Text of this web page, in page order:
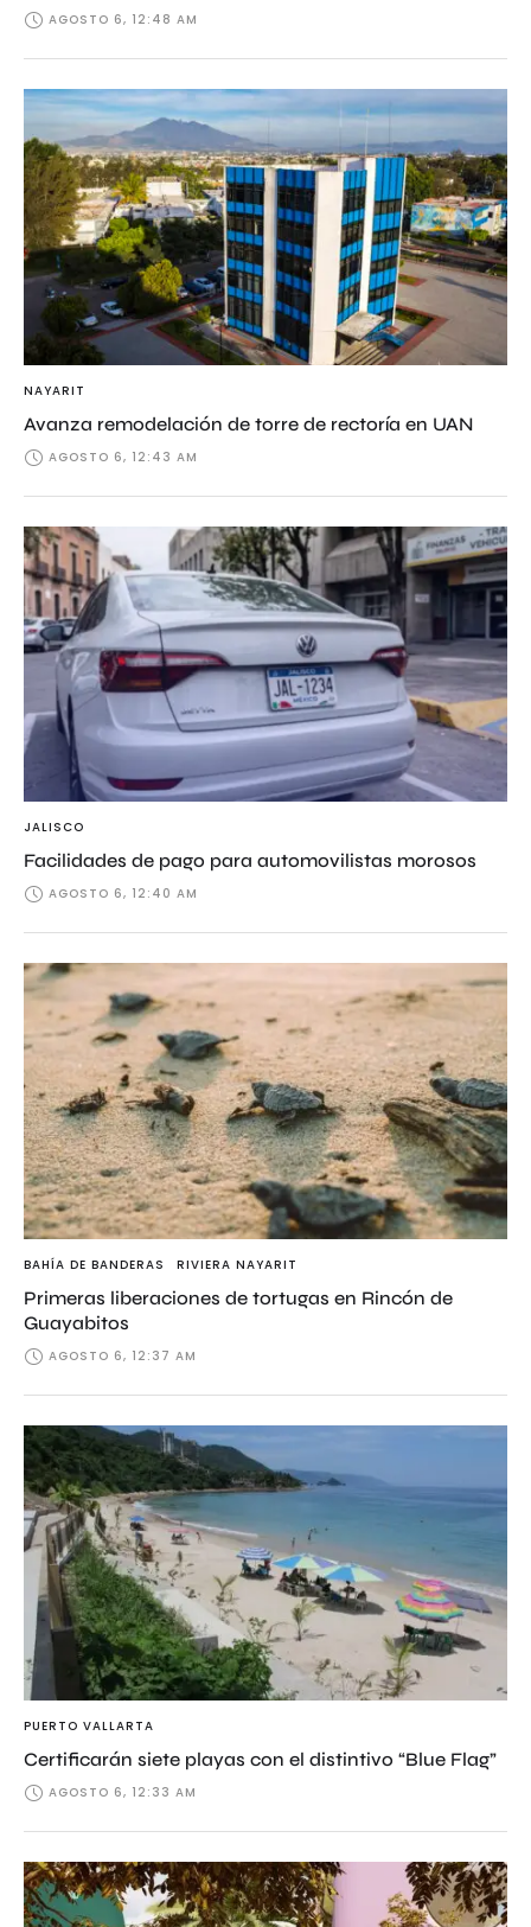
AGOSTO 6, 12:48 AM
NAYARIT
Avanza remodelación de torre de rectoría en UAN
AGOSTO 6, 12:43 AM
JALISCO
Facilidades de pago para automovilistas morosos
AGOSTO 6, 12:40 AM
BAHÍA DE BANDERAS RIVIERA NAYARIT
Primeras liberaciones de tortugas en Rincón de
Guayabitos
AGOSTO 6, 12:37 AM
PUERTO VALLARTA
Certificarán siete playas con el distintivo “Blue Flag”
AGOSTO 6, 12:33 AM